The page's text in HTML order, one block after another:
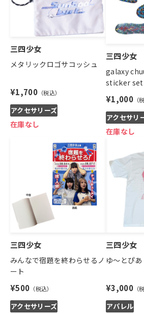
三四少女
メタリックロゴサコッシュ
¥1,700
アクセサリーズ
在庫なし
三四少女
galaxy
sticker
¥1,000
アクセサリ
在庫なし
三四少女
みんなで宿題を終わらせるノ
ート
¥500
アクセサリーズ
三四少女
ゆ～とぴ
¥3,000
アパレル